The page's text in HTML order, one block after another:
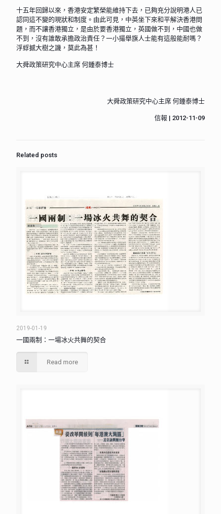
十五年回歸以來，香港安定繁榮能維持下去，已夠充分說明港人已
認同這不變的現狀和制度。由此可見，中英坐下來和平解決香港問
題，而不讓香港獨立，是由於要香港獨立，英國做不到，中國也做
不到，沒有誰敢承擔政治責任？一小撮舉旗人士能有這般能耐嗎？
浮蜉撼大樹之譏，莫此為甚！
大舜政策研究中心主席 何鍾泰博士
大舜政策研究中心主席 何鍾泰博士
信報 | 2012-11-09
Related posts
2019-01-19
一國兩制：一場冰火共舞的契合
Read more